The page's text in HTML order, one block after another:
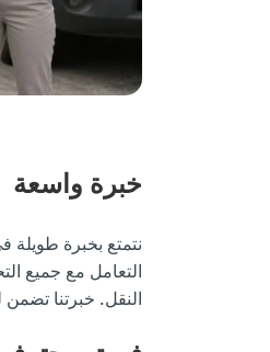
خبرة واسعة
نتمتع بخبرة
التعامل مع جميع
النقل. خبرتنا